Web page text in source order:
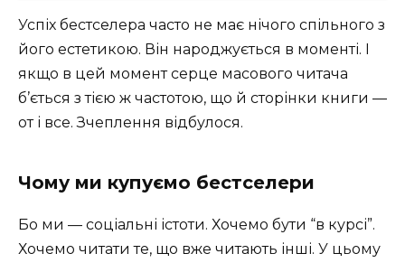
Успіх бестселера часто не має нічого спільного з
його естетикою. Він народжується в моменті. І
якщо в цей момент серце масового читача
б’ється з тією ж частотою, що й сторінки книги —
от і все. Зчеплення відбулося.
Чому ми купуємо бестселери
Бо ми — соціальні істоти. Хочемо бути “в курсі”.
Хочемо читати те, що вже читають інші. У цьому